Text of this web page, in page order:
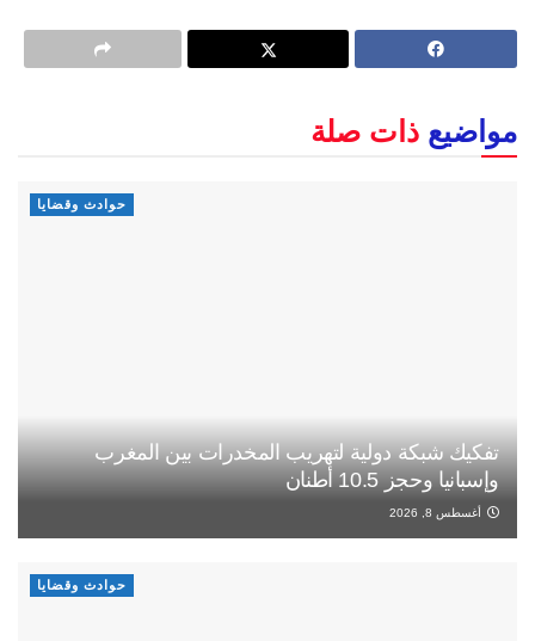
مواضيع ذات صلة
حوادث وقضايا
تفكيك شبكة دولية لتهريب المخدرات بين المغرب
وإسبانيا وحجز 10.5 أطنان
أغسطس 8, 2026
حوادث وقضايا